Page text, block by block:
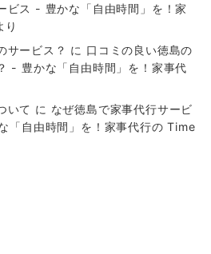
ビス - 豊かな「自由時間」を！家
り
サービス？ に 口コミの良い徳島の
- 豊かな「自由時間」を！家事代
いて に なぜ徳島で家事代行サービ
「自由時間」を！家事代行の Time